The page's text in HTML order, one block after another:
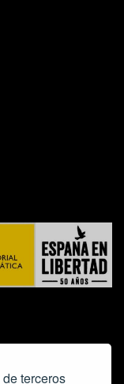
terceros